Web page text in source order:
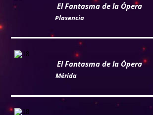
El Fantasma de la Ópera
Plasencia
El Fantasma de la Ópera
Mérida